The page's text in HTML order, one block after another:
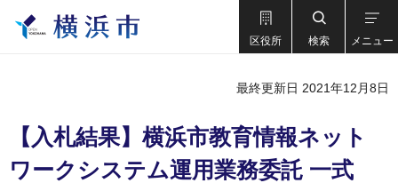
区役所 検索 メニュー
最終更新日 2021年12月8日
【入札結果】横浜市教育情報ネット
ワークシステム運用業務委託 一式